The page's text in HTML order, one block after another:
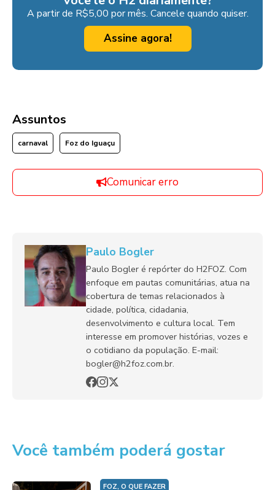
A partir de R$5,00 por mês. Cancele quando quiser.
Assine agora!
Assuntos
carnaval Foz do Iguaçu
Comunicar erro
Paulo Bogler
Paulo Bogler é repórter do H2FOZ. Com
enfoque em pautas comunitárias, atua na
cobertura de temas relacionados à
cidade, política, cidadania,
desenvolvimento e cultura local. Tem
interesse em promover histórias, vozes e
o cotidiano da população. E-mail:
bogler@h2foz.com.br.
Você também poderá gostar
FOZ, O QUE FAZER